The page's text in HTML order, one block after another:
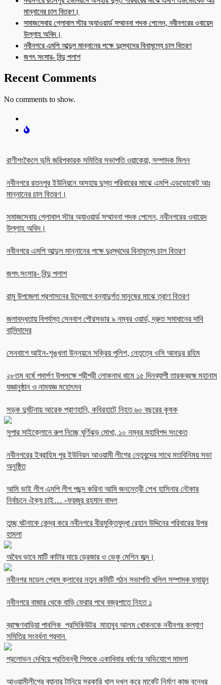
মান্নানের চাল বিতরণ।
সমাজসেবায় গ্লোবাল স্টার অ্যাওয়ার্ড সম্মাননা পদক পেলেন, নবীনগরের ওবায়েদ
উল্লাহ অবিদ।
নবীনগরে এমপি আব্দুল মান্নানের পক্ষে দুঃস্থদের বিনামূল্যে চাল বিতরণ
জগৎ সংসার- বিন্দু পলাশ
Recent Comments
No comments to show.
রাণীশংকৈলে ভূমি জরিপকারক সমিতির সভাপতি ওয়াকেয়া, সম্পাদক মিলন
নবীনগরে রতনপুর ইউনিয়নে অসহায় দুস্ত পরিবারের মাঝে এমপি এডভোকেট আঃ
মান্নানের চাল বিতরণ।
সমাজসেবায় গ্লোবাল স্টার অ্যাওয়ার্ড সম্মাননা পদক পেলেন, নবীনগরের ওবায়েদ
উল্লাহ অবিদ।
নবীনগরে এমপি আব্দুল মান্নানের পক্ষে দুঃস্থদের বিনামূল্যে চাল বিতরণ
জগৎ সংসার- বিন্দু পলাশ
রামু উপজেলা প্রশাসনের উদ্যোগে বন্যাদুর্গত মানুষের মাঝে ত্রাণ বিতরণ
জলাবদ্ধতায় বিপর্যস্ত সেনবাগ পৌরসভার ৯ নম্বর ওয়ার্ড, দ্রুত সমাধানের দাবি
বাসিন্দাদের
সেনবাগে আইন-শৃঙ্খলা উন্নয়নে সক্রিয় পুলিশ, নেতৃত্বে ওসি আবদুর রহিম
২৮তম বর্ষে পদার্পণ উপলক্ষে শ্রীশ্রী লোকনাথ ধামে ১৫ দিনব্যাপী তারকব্রহ্ম মহানাম
যজ্ঞানুষ্ঠান ও নামযজ্ঞ মহোৎসব
সড়ক দুর্ঘটনায় আরেক প্রাণহানি, কবিরহাটে নিহত ৬০ বছরের কৃষক
সুপার সাইক্লোনে রুপ নিচ্ছে ঘূর্ণিঝড় মোখা, ১০ নম্বর মহাবিপদ সংকেত
নবীনগরের ইব্রাহিম পুর ইউনিয়ন আওয়ামী লীগের নেতৃবৃন্দের সাথে মতবিনিময় সভা
অনুষ্ঠিত
আমি ভাই লীগ এমপি লীগ পছন্দ করিনা আমি জননেত্রী শেখ হাসিনার নৌকার
নির্বাচনে ঐক্য চাই… -ফয়জুর রহমান বাদল
তুচ্ছ ঘটনাকে কেন্দ্র করে নবীনগরে বীরমুক্তিযুদ্ধা রেহান উদ্দিনের পরিবারের উপর
হামলা
অবৈধ ভাবে মাটি কাটার দায়ে ড্রেজার ও ভেকু মেশিন জব্দ।
নবীনগর মডেল প্রেস ক্লাবের নতুন কমিটি গঠন সভাপতি খলিল সম্পাদক হুমায়ূন
নবীনগরে বাজার থেকে বাড়ি ফেরার পথে বজ্রপাতে নিহত ১
ব্রাহ্মণবাড়িয়া পাবলিক প্রসিকিউটর মাহাবুব আলম খোকনকে নবীনগর কল্যাণ
সমিতির সংবর্ধনা প্রদান
প্রলোভন দেখিয়ে প্রতিবন্ধী শিশুকে একাধিবার ধর্ষণের অভিযোগে মামলা
আওয়ামীলীগের ব্যানার টানিয়ে সরকারি খাল দখল করে মার্কেট নির্মাণ কাজ বন্ধের